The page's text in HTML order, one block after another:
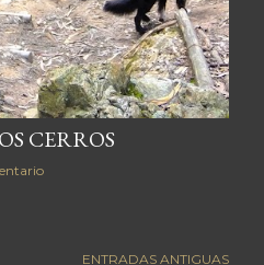
CERROS
ENTRADAS ANTIGUAS